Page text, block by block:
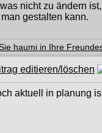
nicht zu ändern ist,
gestalten kann.
aktuell in planung is